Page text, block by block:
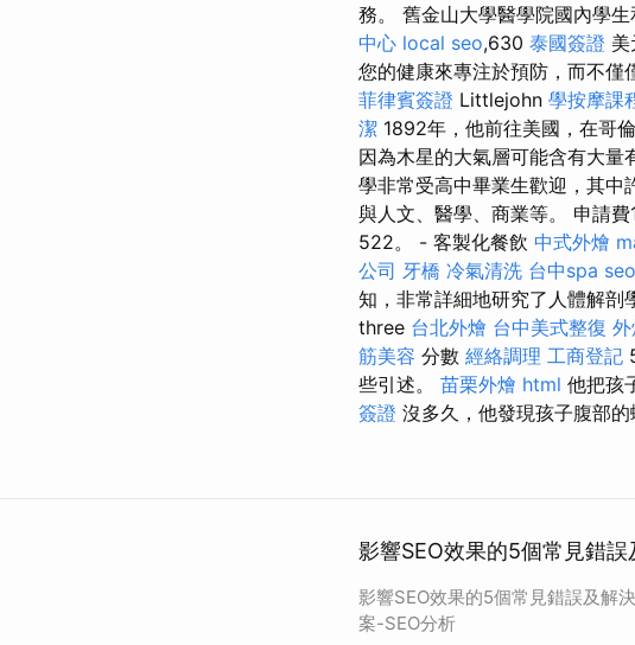
務。 舊金山大學醫學院國內學
中心 local seo,630 泰國簽證 美
您的健康來專注於預防，而不僅
菲律賓簽證 Littlejohn 學按摩課
潔 1892年，他前往美國，在哥
因為木星的大氣層可能含有大
學非常受高中畢業生歡迎，其中
與人文、醫學、商業等。 申請
522。 - 客製化餐飲 中式外燴
公司 牙橋 冷氣清洗 台中spa
知，非常詳細地研究了人體解
three 台北外燴 台中美式整復 外
筋美容 分數 經絡調理 工商登記
些引述。 苗栗外燴 html 他把孩
簽證 沒多久，他發現孩子腹部的
影響SEO效果的5個常見錯
影響SEO效果的5個常見錯誤及解
案-SEO分析